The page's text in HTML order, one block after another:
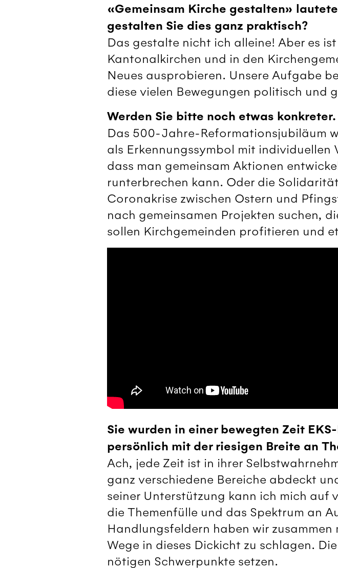
«Gemeinsam Kirche gestalten»
gestalten Sie dies ganz praktisch?
Das gestalte nicht ich alleine! Aber es
Kantonalkirchen und in den
Neues ausprobieren. Unsere Aufgabe
diese vielen Bewegungen politisch und
Werden Sie bitte noch etwas konkreter.
Das 500-Jahre-Reformationsjubiläum
als Erkennungssymbol mit
dass man gemeinsam Aktionen
runterbrechen kann. Oder die
Coronakrise zwischen Ostern und
nach gemeinsamen Projekten suchen,
sollen Kirchgemeinden profitieren und
Sie wurden in einer bewegten Zeit
persönlich mit der riesigen Breite an
Ach, jede Zeit ist in ihrer
ganz verschiedene Bereiche abdeckt
seiner Unterstützung kann ich mich auf
die Themenfülle und das Spektrum an
Handlungsfeldern haben wir
Wege in dieses Dickicht zu schlagen.
nötigen Schwerpunkte setzen.